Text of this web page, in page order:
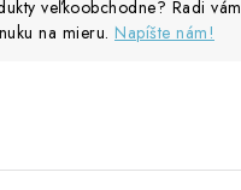
veľkoobchodne? Radi vám
na mieru. Napíšte nám!